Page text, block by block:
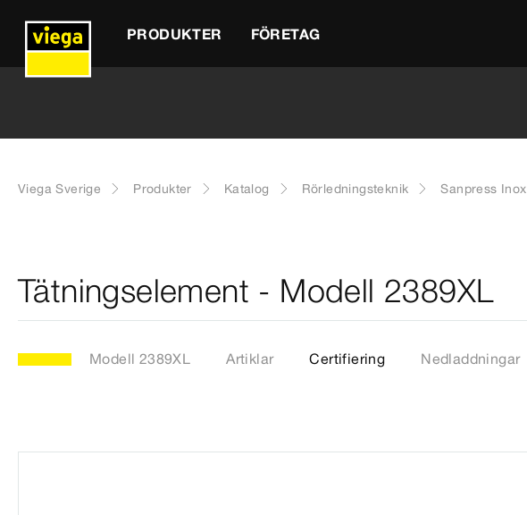
PRODUKTER FÖRETAG
Viega Sverige Produkter Katalog Rörledningsteknik Sanpress Inox
Tätningselement - Modell 2389XL
Modell 2389XL Artiklar Certifiering Nedladdningar